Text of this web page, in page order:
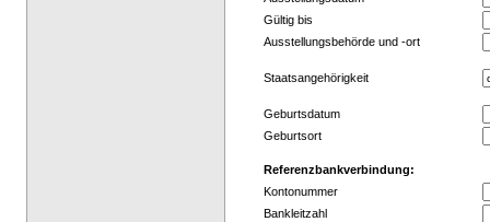
Gültig bis
Ausstellungsbehörde und -ort
Staatsangehörigkeit
Geburtsdatum
Geburtsort
Referenzbankverbindung:
Kontonummer
Bankleitzahl